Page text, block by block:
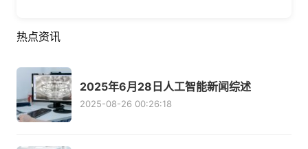
热点资讯
2025年6月28日人工智能新闻综述
2025-08-26 00:26:18